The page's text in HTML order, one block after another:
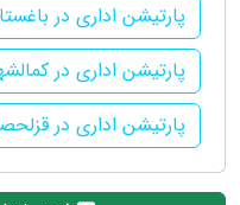
پارتیشن اداری در
پارتیشن اداری در
پارتیشن اداری در